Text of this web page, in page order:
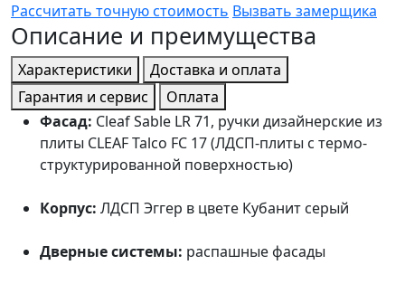
Рассчитать точную стоимость Вызвать замерщика
Описание и преимущества
Характеристики
Доставка и оплата
Гарантия и сервис
Оплата
Фасад: Cleaf Sable LR 71, ручки дизайнерские из
плиты CLEAF Talco FC 17 (ЛДСП-плиты с термо-
структурированной поверхностью)
Корпус: ЛДСП Эггер в цвете Кубанит серый
Дверные системы: распашные фасады